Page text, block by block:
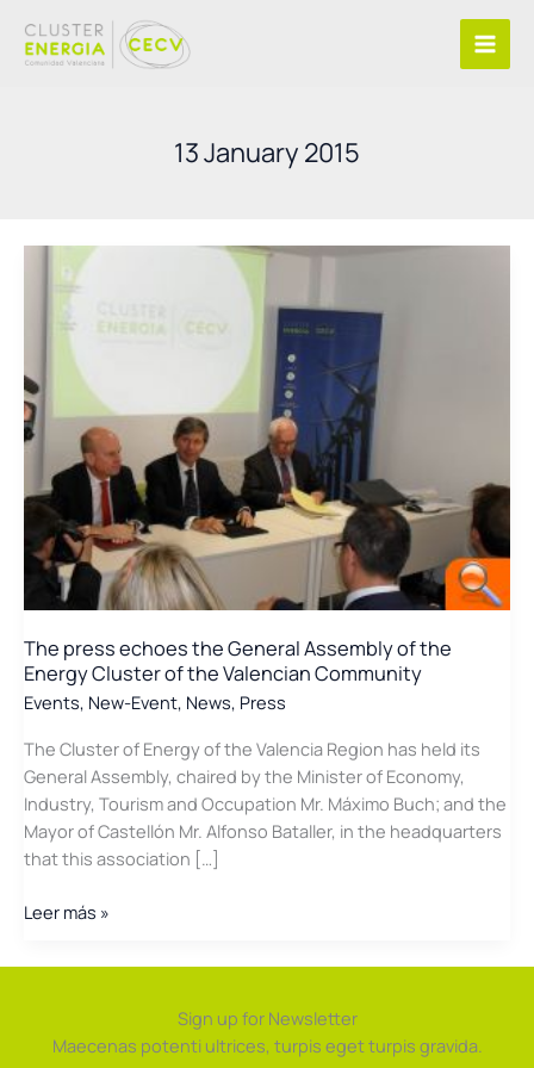
content
13 January 2015
The press echoes the General Assembly of the
Energy Cluster of the Valencian Community
Events, New-Event, News, Press
The Cluster of Energy of the Valencia Region has held its
General Assembly, chaired by the Minister of Economy,
Industry, Tourism and Occupation Mr. Máximo Buch; and the
Mayor of Castellón Mr. Alfonso Bataller, in the headquarters
that this association […]
The
echoes
Assembly
Leer más »
Sign up for Newsletter
Maecenas potenti ultrices, turpis eget turpis gravida.